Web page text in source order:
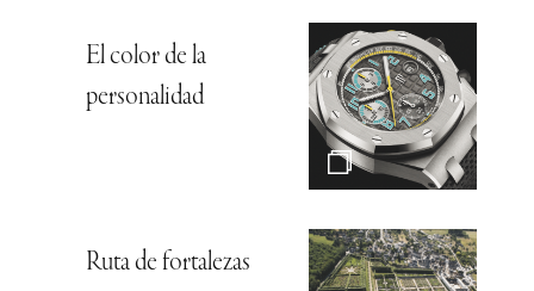
El color de la
personalidad
Ruta de fortalezas